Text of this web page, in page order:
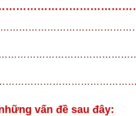
vấn đề sau đây: